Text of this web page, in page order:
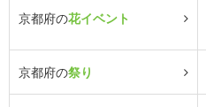
京都府の花イベント
京都府の祭り